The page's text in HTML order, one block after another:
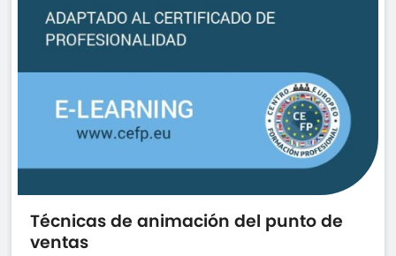
Técnicas de animación del punto de
ventas